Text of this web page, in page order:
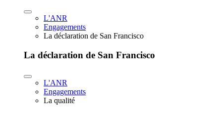
L'ANR
Engagements
La déclaration de San Francisco
La déclaration de San Francisco
L'ANR
Engagements
La qualité